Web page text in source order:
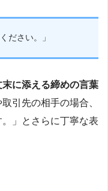
ださい。」
に添える締めの言葉
引先の相手の場合、
。」とさらに丁寧な表